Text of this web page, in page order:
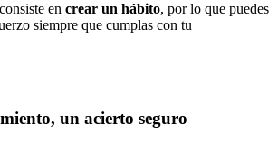
en crear un hábito, por lo que puedes
siempre que cumplas con tu
un acierto seguro